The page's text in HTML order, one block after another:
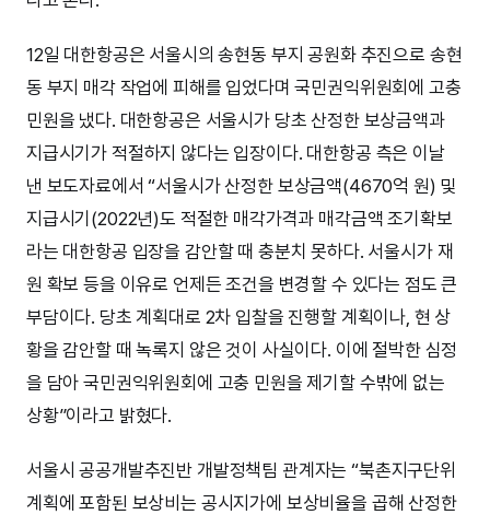
12일 대한항공은 서울시의 송현동 부지 공원화 추진으로 송현
동 부지 매각 작업에 피해를 입었다며 국민권익위원회에 고충
민원을 냈다. 대한항공은 서울시가 당초 산정한 보상금액과
지급시기가 적절하지 않다는 입장이다. 대한항공 측은 이날
낸 보도자료에서 “서울시가 산정한 보상금액(4670억 원) 및
지급시기(2022년)도 적절한 매각가격과 매각금액 조기확보
라는 대한항공 입장을 감안할 때 충분치 못하다. 서울시가 재
원 확보 등을 이유로 언제든 조건을 변경할 수 있다는 점도 큰
부담이다. 당초 계획대로 2차 입찰을 진행할 계획이나, 현 상
황을 감안할 때 녹록지 않은 것이 사실이다. 이에 절박한 심정
을 담아 국민권익위원회에 고충 민원을 제기할 수밖에 없는
상황”이라고 밝혔다.
서울시 공공개발추진반 개발정책팀 관계자는 “북촌지구단위
계획에 포함된 보상비는 공시지가에 보상비율을 곱해 산정한